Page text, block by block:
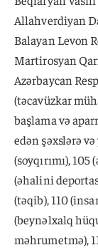
Allahverdiyan
Balayan Levon
Martirosyan
Azərbaycan
(təcavüzkar
başlama və
edən şəxslərə
(soyqırımı),
(əhalini
(təqib), 110
(beynəlxalq
məhrumetmə),